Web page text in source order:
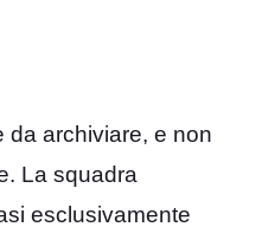
da archiviare, e non
La squadra
esclusivamente